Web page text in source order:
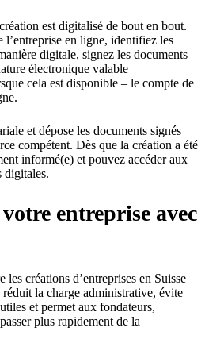
est digitalisé de bout en bout.
l’entreprise en ligne, identifiez les
digitale, signez les documents
électronique valable
cela est disponible – le compte de
et dépose les documents signés
compétent. Dès que la création a été
informé(e) et pouvez accéder aux
digitales.
entreprise avec
créations d’entreprises en Suisse
la charge administrative, évite
et permet aux fondateurs,
plus rapidement de la